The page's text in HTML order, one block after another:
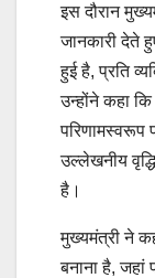
इस दौरान
जानकारी देते
हुई है, प्रति
उन्होंने कहा
परिणामस्वरूप
उल्लेखनीय
है।
मुख्यमंत्री ने
बनाना है, जहां